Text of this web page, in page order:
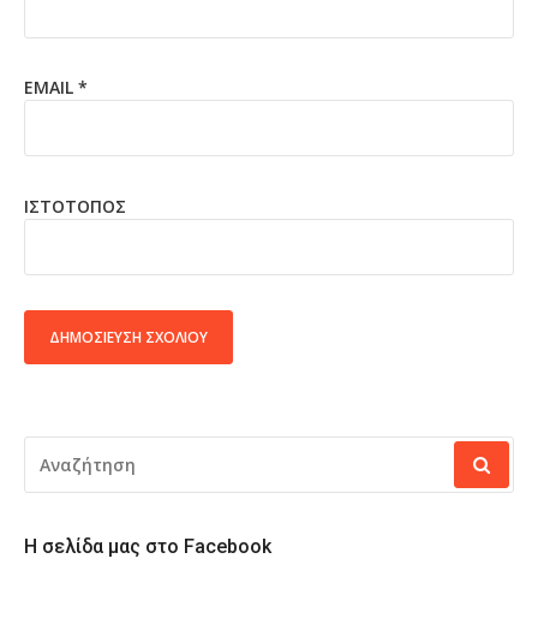
EMAIL *
ΙΣΤΌΤΟΠΟΣ
ΓΙΑ:
Η σελίδα μας στο Facebook